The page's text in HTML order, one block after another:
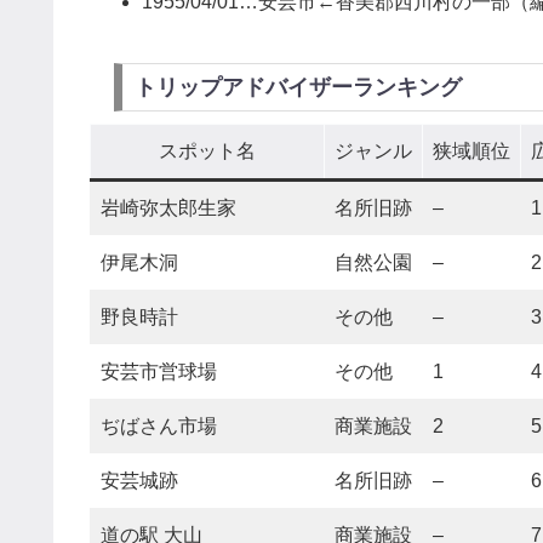
トリップアドバイザーランキング
スポット名 ジャンル 狭域順位
岩崎弥太郎生家 名所旧跡 – 1
伊尾木洞 自然公園 – 2
野良時計 その他 – 3
安芸市営球場 その他 1 4
ぢばさん市場 商業施設 2 5
安芸城跡 名所旧跡 – 6
道の駅 大山 商業施設 – 7